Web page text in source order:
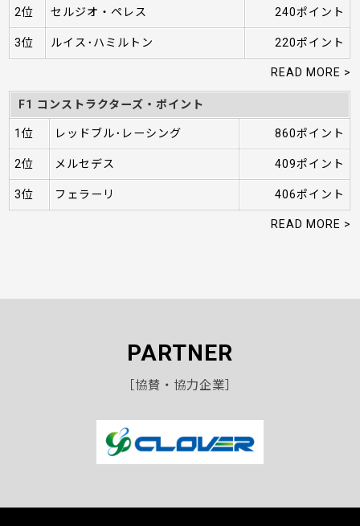
2位 セルジオ・ペレス 240ポイント
3位 ルイス･ハミルトン 220ポイント
READ MORE >
F1 コンストラクターズ・ポイント
1位 レッドブル･レーシング 860ポイント
2位 メルセデス 409ポイント
3位 フェラーリ 406ポイント
READ MORE >
PARTNER
［協賛・協力企業］